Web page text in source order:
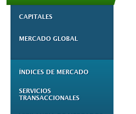
CAPITALES
MERCADO GLOBAL
ÍNDICES DE MERCADO
SERVICIOS
TRANSACCIONALES